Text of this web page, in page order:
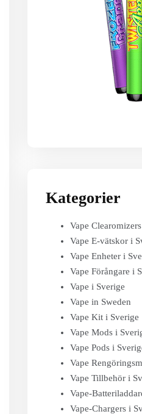
Kategorier
Vape
Vape E-vätskor i
Vape Enheter i
Vape Förångare i
Vape i Sverige
Vape in Sweden
Vape Kit i Sverige
Vape Mods i
Vape Pods i
Vape
Vape Tillbehör i
Vape-
Vape-Chargers i